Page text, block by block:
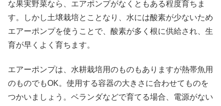
な果実野菜なら、エアポンプがなくともある程度育ちま
す。しかし土壌栽培とことなり、水には酸素が少ないため
エアーポンプを使うことで、酸素が多く根に供給され、生
育が早くよく育ちます。
エアーポンプは、水耕栽培用のものもありますが熱帯魚用
のものでもOK。使用する容器の大きさに合わせてものを
つかいましょう。ベランダなどで育てる場合、電源がない